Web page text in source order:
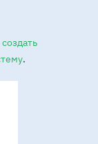
создать
.